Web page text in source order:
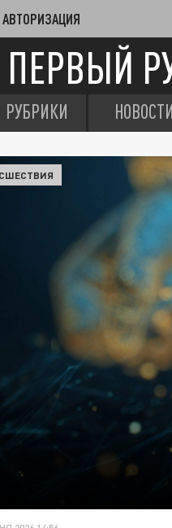
АВТОРИЗАЦИЯ
ПЕРВЫЙ
РУБРИКИ НОВОСТИ